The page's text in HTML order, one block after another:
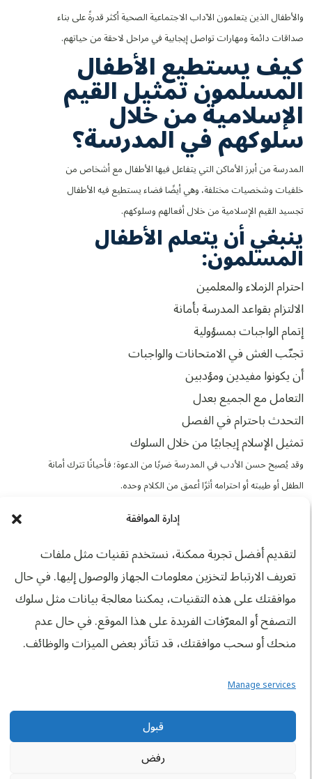
إدارة الموافقة
لتقديم أفضل تجربة ممكنة، نستخدم تقنيات مثل ملفات
تعريف الارتباط لتخزين معلومات الجهاز والوصول إليها. في حال
موافقتك على هذه التقنيات، يمكننا معالجة بيانات مثل سلوك
التصفح أو المعرّفات الفريدة على هذا الموقع. في حال عدم
منحك أو سحب موافقتك، قد تتأثر بعض الميزات والوظائف.
Manage services
قبول
رفض
والأطفال الذين يتعلمون الآداب الاجتماعية الصحية أكثر قدرةً على بناء
صداقات دائمة ومهارات تواصل إيجابية في مراحل لاحقة من حياتهم.
كيف يستطيع الأطفال
المسلمون تمثيل القيم
الإسلامية من خلال
سلوكهم في المدرسة؟
المدرسة من أبرز الأماكن التي يتفاعل فيها الأطفال مع أشخاص من
خلفيات وشخصيات مختلفة، وهي أيضًا فضاء يستطيع فيه الأطفال
تجسيد القيم الإسلامية من خلال أفعالهم وسلوكهم.
ينبغي أن يتعلم الأطفال
المسلمون:
احترام الزملاء والمعلمين
الالتزام بقواعد المدرسة بأمانة
إتمام الواجبات بمسؤولية
تجنّب الغش في الامتحانات والواجبات
أن يكونوا مفيدين ومؤدبين
التعامل مع الجميع بعدل
التحدث باحترام في الفصل
تمثيل الإسلام إيجابيًا من خلال السلوك
وقد يُصبح حسن الأدب في المدرسة ضربًا من الدعوة؛ فأحيانًا تترك أمانة
الطفل أو طيبته أو احترامه أثرًا أعمق من الكلام وحده.
وينبغي أن يُذكّر الآباء أطفالهم بأن المسلم الصالح يتميّز بحسن الخُلق في
والأطفال الذين يُنمّون المسؤولية والانضباط في المدرسة يحملون هذه
الصفات في الغالب معهم حتى يكبروا.
لماذا يتعلم الأطفال الآداب
الإسلامية بالنظر إلى
والديهم لا بالاستماع إلى
المحاضرات؟
يتعلم الأطفال من مشاهدة الكبار أكثر مما يتعلمون من الاستماع إلى
المحاضرات. فالآباء الذين يُجسّدون الصبر والصدق والطيبة والاحترام
يُعلّمون هذه القيم لأطفالهم تلقائيًا كل يوم.
درس تجريبي مجاني